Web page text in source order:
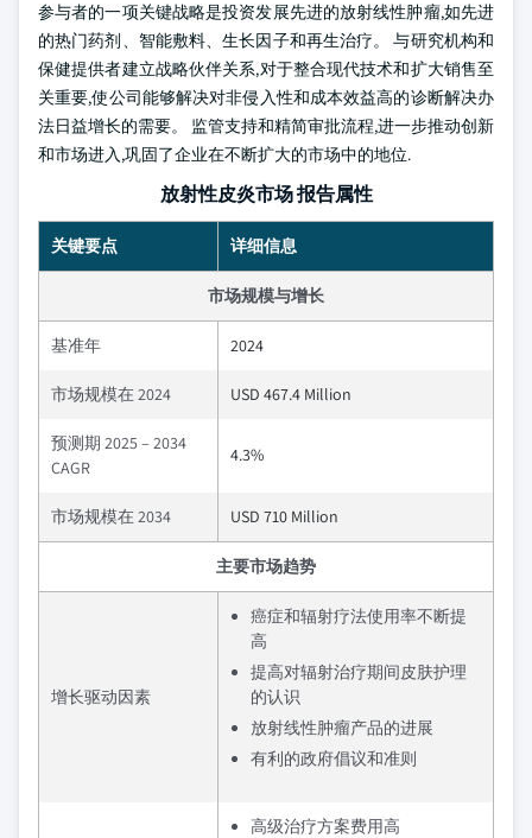
参与者的一项关键战略是投资发展先进的放射线性肿瘤,如先进
的热门药剂、智能敷料、生长因子和再生治疗。 与研究机构和
保健提供者建立战略伙伴关系,对于整合现代技术和扩大销售至
关重要,使公司能够解决对非侵入性和成本效益高的诊断解决办
法日益增长的需要。 监管支持和精简审批流程,进一步推动创新
和市场进入,巩固了企业在不断扩大的市场中的地位.
放射性皮炎市场 报告属性
关键要点 详细信息
市场规模与增长
基准年 2024
市场规模在 2024 USD 467.4 Million
预测期 2025 – 2034
CAGR
4.3%
市场规模在 2034 USD 710 Million
主要市场趋势
增长驱动因素
癌症和辐射疗法使用率不断提
高
提高对辐射治疗期间皮肤护理
的认识
放射线性肿瘤产品的进展
有利的政府倡议和准则
高级治疗方案费用高